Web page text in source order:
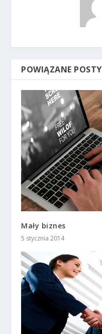
POWIĄZANE POSTY
Mały biznes
5 stycznia 2014